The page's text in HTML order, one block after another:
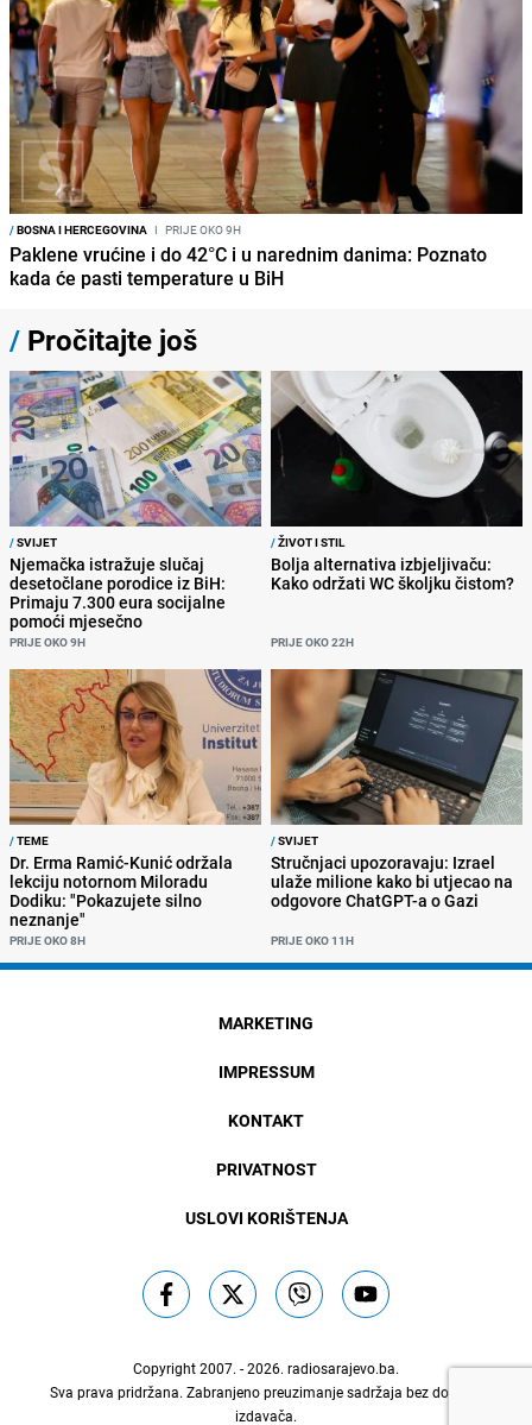
/BOSNA I HERCEGOVINA I PRIJE OKO 9H
Paklene vrućine i do 42°C i u narednim danima: Poznato
kada će pasti temperature u BiH
/ Pročitajte još
/SVIJET
Njemačka istražuje slučaj
desetočlane porodice iz BiH:
Primaju 7.300 eura socijalne
pomoći mjesečno
PRIJE OKO 9H
/ŽIVOT I STIL
Bolja alternativa izbjeljivaču:
Kako održati WC školjku čistom?
PRIJE OKO 22H
/TEME
Dr. Erma Ramić-Kunić održala
lekciju notornom Miloradu
Dodiku: "Pokazujete silno
neznanje"
PRIJE OKO 8H
/SVIJET
Stručnjaci upozoravaju: Izrael
ulaže milione kako bi utjecao na
odgovore ChatGPT-a o Gazi
PRIJE OKO 11H
MARKETING
IMPRESSUM
KONTAKT
PRIVATNOST
USLOVI KORIŠTENJA
Copyright 2007. - 2026. radiosarajevo.ba.
Sva prava pridržana. Zabranjeno preuzimanje sadržaja bez dozvole
izdavača.